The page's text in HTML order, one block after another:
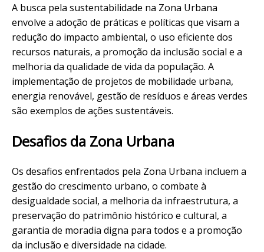
A busca pela sustentabilidade na Zona Urbana
envolve a adoção de práticas e políticas que visam a
redução do impacto ambiental, o uso eficiente dos
recursos naturais, a promoção da inclusão social e a
melhoria da qualidade de vida da população. A
implementação de projetos de mobilidade urbana,
energia renovável, gestão de resíduos e áreas verdes
são exemplos de ações sustentáveis.
Desafios da Zona Urbana
Os desafios enfrentados pela Zona Urbana incluem a
gestão do crescimento urbano, o combate à
desigualdade social, a melhoria da infraestrutura, a
preservação do patrimônio histórico e cultural, a
garantia de moradia digna para todos e a promoção
da inclusão e diversidade na cidade.